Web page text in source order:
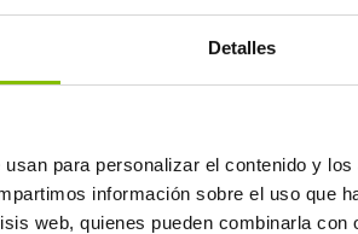
Detalles
para personalizar el contenido y
información sobre el uso que
web, quienes pueden combinarla
e canais, garantindo